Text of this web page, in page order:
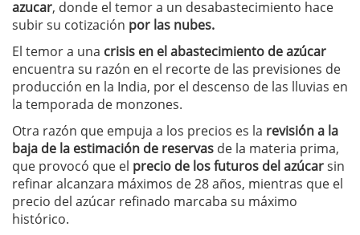
azucar, donde el temor a un desabastecimiento hace
subir su cotización por las nubes.
El temor a una crisis en el abastecimiento de azúcar
encuentra su razón en el recorte de las previsiones de
producción en la India, por el descenso de las lluvias en
la temporada de monzones.
Otra razón que empuja a los precios es la revisión a la
baja de la estimación de reservas de la materia prima,
que provocó que el precio de los futuros del azúcarsin
refinar alcanzara máximos de 28 años, mientras que el
precio del azúcar refinado marcaba su máximo
histórico.